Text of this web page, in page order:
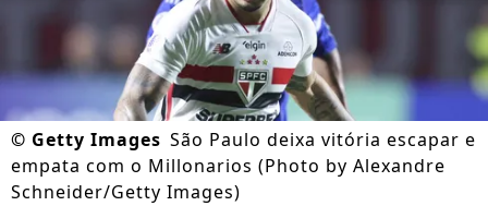
© Getty Images São Paulo deixa vitória escapar e
empata com o Millonarios (Photo by Alexandre
Schneider/Getty Images)